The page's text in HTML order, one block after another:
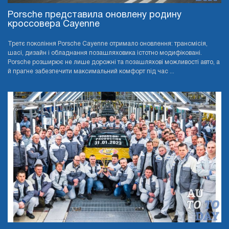
Porsche представила оновлену родину
кроссовера Cayenne
Третє покоління Porsche Cayenne отримало оновлення: трансмісія,
шасі, дизайн і обладнання позашляховика істотно модифіковані.
Porsche розширює не лише дорожні та позашляхові можливості авто, а
й прагне забезпечити максимальний комфорт під час ...